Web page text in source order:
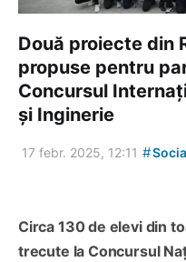
Două proiecte din
propuse pentru
Concursul
și Inginerie
17 febr. 2025, 12:11 #
Circa 130 de elevi din
trecute la Concursul